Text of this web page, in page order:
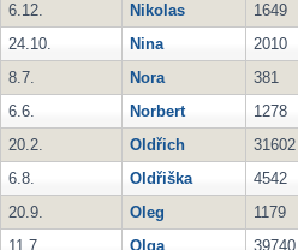
6.12.
Nikolas 1649
24.10.
Nina 2010
8.7.
Nora 381
6.6.
Norbert 1278
20.2.
Oldřich 31602
6.8.
Oldřiška 4542
20.9.
Oleg 1179
11.7.
Olga 39740